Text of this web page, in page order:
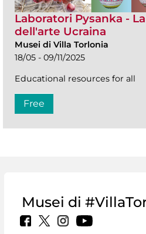
Laboratori Pysanka -
dell'arte Ucraina
Musei di Villa Torlonia
18/05 - 09/11/2025
Educational resources for all
Free
Musei di